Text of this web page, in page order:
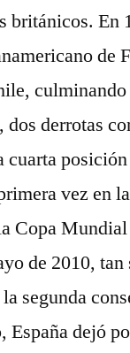
británicos. En
de
derrotas
vez en
Copa
de 2010, tan
segunda
dejó